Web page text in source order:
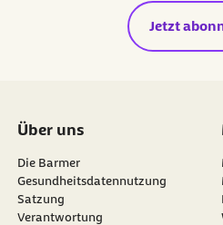
Jetzt
Über uns
Die Barmer
Gesundheitsdatennutzung
Satzung
Verantwortung